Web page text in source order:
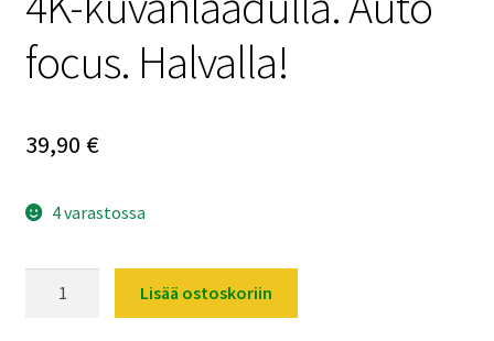
focus. Halvalla!
39,90 €
4 varastossa
Lisää ostoskoriin